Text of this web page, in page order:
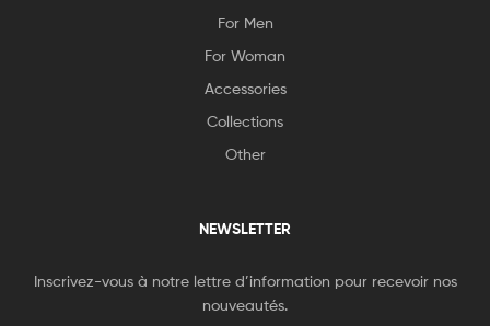
For Men
For Woman
Accessories
Collections
Other
NEWSLETTER
Inscrivez-vous à notre lettre d’information pour recevoir nos
nouveautés.